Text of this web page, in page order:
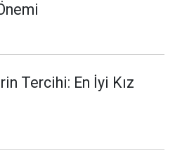
Tercihi: En İyi Kız